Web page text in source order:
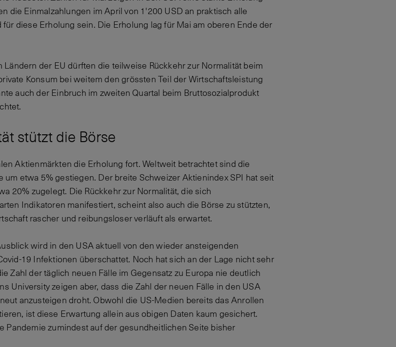
die Einmalzahlungen im April von 1'200 USD an praktisch alle
diese Erholung sein. Die Erholung lag für Mai am oberen Ende der
der EU dürften die teilweise Rückkehr zur Normalität beim
Konsum bei weitem den grössten Teil der Wirtschaftsleistung
auch der Einbruch im zweiten Quartal beim Bruttosozialprodukt
stützt die Börse
Aktienmärkten die Erholung fort. Weltweit betrachtet sind die
etwa 5% gestiegen. Der breite Schweizer Aktienindex SPI hat seit
20% zugelegt. Die Rückkehr zur Normalität, die sich
Indikatoren manifestiert, scheint also auch die Börse zu stützten,
rascher und reibungsloser verläuft als erwartet.
wird in den USA aktuell von den wieder ansteigenden
19 Infektionen überschattet. Noch hat sich an der Lage nicht sehr
Zahl der täglich neuen Fälle im Gegensatz zu Europa nie deutlich
University zeigen aber, dass die Zahl der neuen Fälle in den USA
anzusteigen droht. Obwohl die US-Medien bereits das Anrollen
ist diese Erwartung allein aus obigen Daten kaum gesichert.
Pandemie zumindest auf der gesundheitlichen Seite bisher